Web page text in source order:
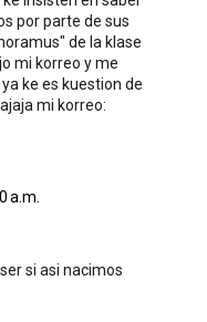
por parte de sus
de la klase
mi korreo y me
ke es kuestion de
mi korreo:
a.m.
si asi nacimos